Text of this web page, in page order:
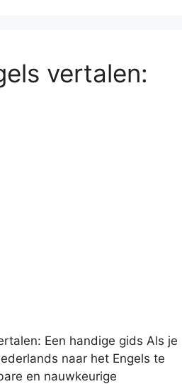
vertalen:
Een handige gids Als je
naar het Engels te
en nauwkeurige